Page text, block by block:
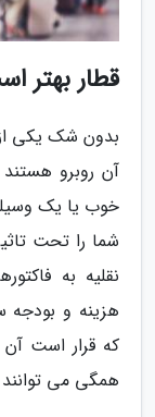
قطار بهتر
بدون شک یکی از
آن روبرو
خوب یا یک
شما را تحت
نقلیه به
هزینه و بودجه
که قرار است
همگی می توانند